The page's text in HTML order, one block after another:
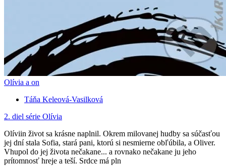
Olívia a on
Táňa Keleová-Vasilková
2. diel série Olívia
Olíviin život sa krásne naplnil. Okrem milovanej hudby sa súčasťou
jej dní stala Sofia, stará pani, ktorú si nesmierne obľúbila, a Oliver.
Vhupol do jej života nečakane... a rovnako nečakane ju jeho
prítomnosť hreje a teší. Srdce má pln